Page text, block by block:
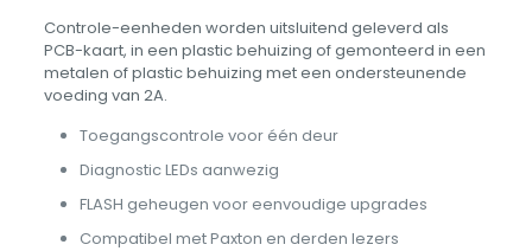
Controle-eenheden worden uitsluitend geleverd als
PCB-kaart, in een plastic behuizing of gemonteerd in een
metalen of plastic behuizing met een ondersteunende
voeding van 2A.
Toegangscontrole voor één deur
Diagnostic LEDs aanwezig
FLASH geheugen voor eenvoudige upgrades
Compatibel met Paxton en derden lezers